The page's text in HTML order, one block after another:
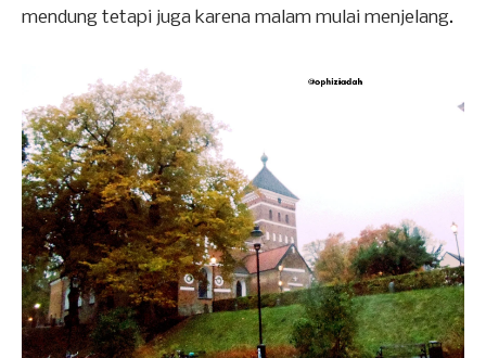
mendung tetapi juga karena malam mulai menjelang.